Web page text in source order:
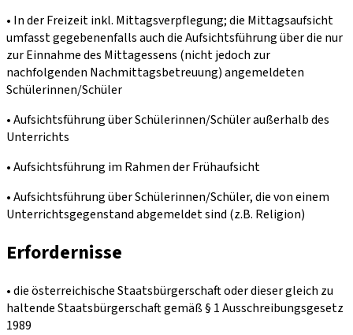
• In der Freizeit inkl. Mittagsverpflegung; die Mittagsaufsicht
umfasst gegebenenfalls auch die Aufsichtsführung über die nur
zur Einnahme des Mittagessens (nicht jedoch zur
nachfolgenden Nachmittagsbetreuung) angemeldeten
Schülerinnen/Schüler
• Aufsichtsführung über Schülerinnen/Schüler außerhalb des
Unterrichts
• Aufsichtsführung im Rahmen der Frühaufsicht
• Aufsichtsführung über Schülerinnen/Schüler, die von einem
Unterrichtsgegenstand abgemeldet sind (z.B. Religion)
Erfordernisse
• die österreichische Staatsbürgerschaft oder dieser gleich zu
haltende Staatsbürgerschaft gemäß § 1 Ausschreibungsgesetz
1989